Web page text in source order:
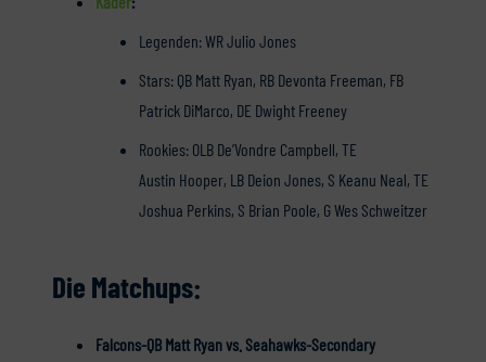
Legenden: WR Julio Jones
Stars: QB Matt Ryan, RB Devonta Freeman, FB
Patrick DiMarco, DE Dwight Freeney
Rookies: OLB De’Vondre Campbell, TE
Austin Hooper, LB Deion Jones, S Keanu Neal, TE
Joshua Perkins, S Brian Poole, G Wes Schweitzer
Die Matchups:
Falcons-QB Matt Ryan vs. Seahawks-Secondary